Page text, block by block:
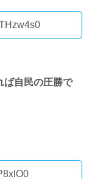
ば自民の圧勝で